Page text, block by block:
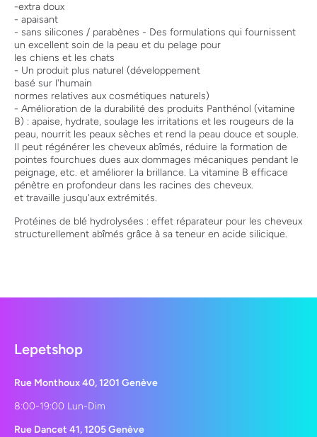
-extra doux
- apaisant
- sans silicones / parabènes - Des formulations qui fournissent
un excellent soin de la peau et du pelage pour
les chiens et les chats
- Un produit plus naturel (développement
basé sur l'humain
normes relatives aux cosmétiques naturels)
- Amélioration de la durabilité des produits Panthénol (vitamine
B) : apaise, hydrate, soulage les irritations et les rougeurs de la
peau, nourrit les peaux sèches et rend la peau douce et souple.
Il peut régénérer les cheveux abîmés, réduire la formation de
pointes fourchues dues aux dommages mécaniques pendant le
peignage, etc. et améliorer la brillance. La vitamine B efficace
pénètre en profondeur dans les racines des cheveux.
et travaille jusqu'aux extrémités.
Protéines de blé hydrolysées : effet réparateur pour les cheveux
structurellement abîmés grâce à sa teneur en acide silicique.
Lepetshop
Rue Monthoux 40, 1201 Genève
8:00-19:00 Lun-Dim
Rue Dancet 41, 1205 Genève